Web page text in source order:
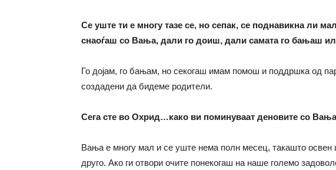
Се уште ти е многу тазе се, но сепак, се поднавикна ли
снаоѓаш со Вања, дали го доиш, дали самата го бањаш
Го дојам, го бањам, но секогаш имам помош и поддршка од
создадени да бидеме родители.
Сега сте во Охрид…како ви поминуваат деновите со
Вања е многу мал и се уште нема полн месец, такашто
друго. Ако ги отвори очите понекогаш на наше големо